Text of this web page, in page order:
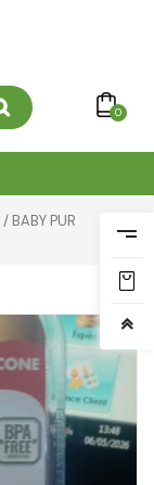
0
/ BABY PUR